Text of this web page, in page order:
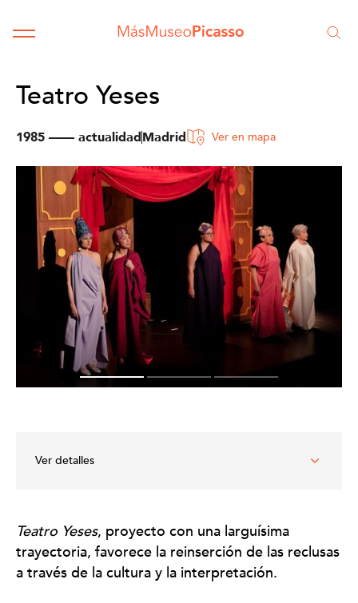
Teatro Yeses
1985 —— actualidadMadrid Ver en mapa
Ver detalles
Asociación cultural Teatro Yeses
Ámbitos de intervención
Teatro Yeses, proyecto con una larguísima
trayectoria, favorece la reinserción de las reclusas
a través de la cultura y la interpretación.